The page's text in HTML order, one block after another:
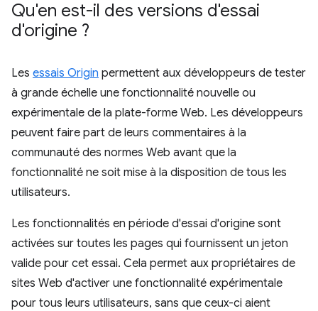
Qu'en est-il des versions d'essai
d'origine ?
Les essais Origin permettent aux développeurs de tester
à grande échelle une fonctionnalité nouvelle ou
expérimentale de la plate-forme Web. Les développeurs
peuvent faire part de leurs commentaires à la
communauté des normes Web avant que la
fonctionnalité ne soit mise à la disposition de tous les
utilisateurs.
Les fonctionnalités en période d'essai d'origine sont
activées sur toutes les pages qui fournissent un jeton
valide pour cet essai. Cela permet aux propriétaires de
sites Web d'activer une fonctionnalité expérimentale
pour tous leurs utilisateurs, sans que ceux-ci aient